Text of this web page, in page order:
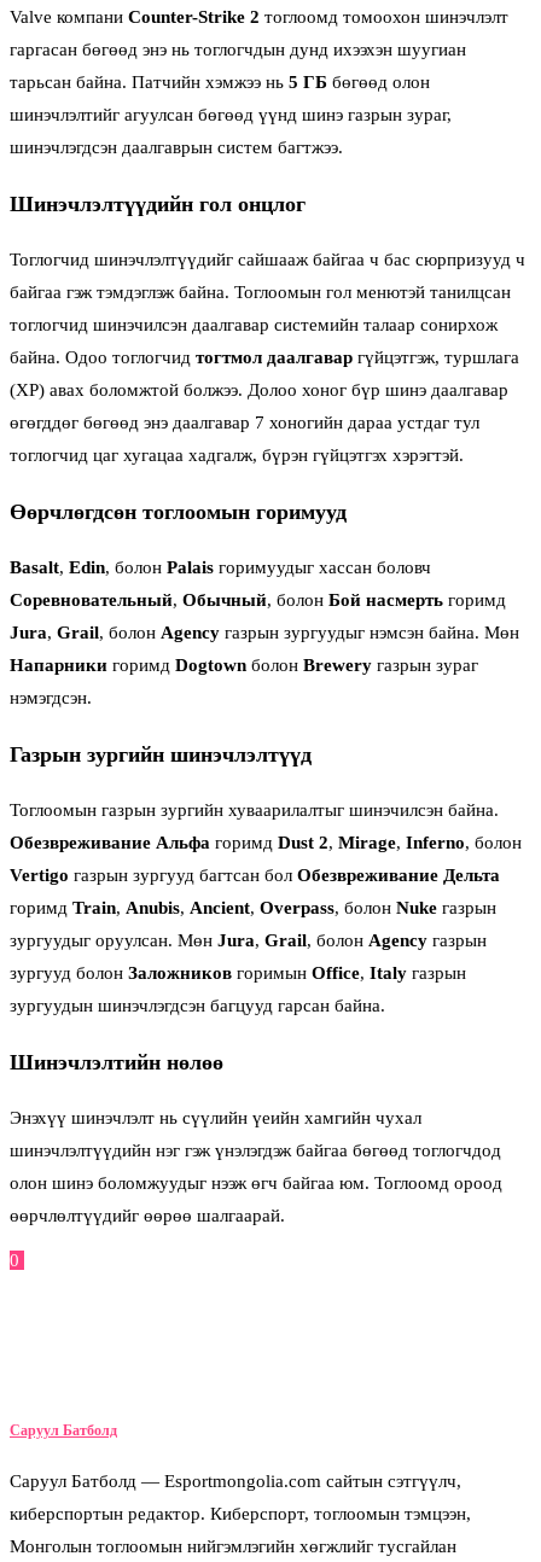
Valve компани Counter-Strike 2 тоглоомд томоохон шинэчлэлт
гаргасан бөгөөд энэ нь тоглогчдын дунд ихээхэн шуугиан
тарьсан байна. Патчийн хэмжээ нь 5 ГБ бөгөөд олон
шинэчлэлтийг агуулсан бөгөөд үүнд шинэ газрын зураг,
шинэчлэгдсэн даалгаврын систем багтжээ.
Шинэчлэлтүүдийн гол онцлог
Тоглогчид шинэчлэлтүүдийг сайшааж байгаа ч бас сюрпризууд ч
байгаа гэж тэмдэглэж байна. Тоглоомын гол менютэй танилцсан
тоглогчид шинэчилсэн даалгавар системийн талаар сонирхож
байна. Одоо тоглогчид тогтмол даалгавар гүйцэтгэж, туршлага
(XP) авах боломжтой болжээ. Долоо хоног бүр шинэ даалгавар
өгөгддөг бөгөөд энэ даалгавар 7 хоногийн дараа устдаг тул
тоглогчид цаг хугацаа хадгалж, бүрэн гүйцэтгэх хэрэгтэй.
Өөрчлөгдсөн тоглоомын горимууд
Basalt, Edin, болон Palais горимуудыг хассан боловч
Соревновательный, Обычный, болон Бой насмерть горимд
Jura, Grail, болон Agency газрын зургуудыг нэмсэн байна. Мөн
Напарники горимд Dogtown болон Brewery газрын зураг
нэмэгдсэн.
Газрын зургийн шинэчлэлтүүд
Тоглоомын газрын зургийн хуваарилалтыг шинэчилсэн байна.
Обезвреживание Альфа горимд Dust 2, Mirage, Inferno, болон
Vertigo газрын зургууд багтсан бол Обезвреживание Дельта
горимд Train, Anubis, Ancient, Overpass, болон Nuke газрын
зургуудыг оруулсан. Мөн Jura, Grail, болон Agency газрын
зургууд болон Заложников горимын Office, Italy газрын
зургуудын шинэчлэгдсэн багцууд гарсан байна.
Шинэчлэлтийн нөлөө
Энэхүү шинэчлэлт нь сүүлийн үеийн хамгийн чухал
шинэчлэлтүүдийн нэг гэж үнэлэгдэж байгаа бөгөөд тоглогчдод
олон шинэ боломжуудыг нээж өгч байгаа юм. Тоглоомд ороод
өөрчлөлтүүдийг өөрөө шалгаарай.
0
Саруул Батболд
Саруул Батболд — Esportmongolia.com сайтын сэтгүүлч,
киберспортын редактор. Киберспорт, тоглоомын тэмцээн,
Монголын тоглоомын нийгэмлэгийн хөгжлийг тусгайлан